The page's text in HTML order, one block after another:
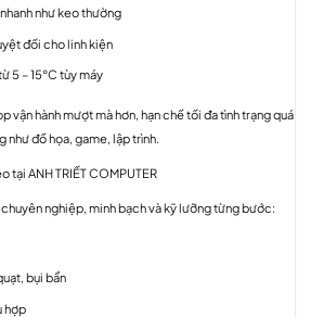
như keo thường
đối cho linh kiện
5 – 15°C tùy máy
vận hành mượt mà hơn, hạn chế tối đa tình trạng quá
như đồ họa, game, lập trình.
tại ANH TRIẾT COMPUTER
nghiệp, minh bạch và kỹ lưỡng từng bước:
bụi bẩn
hợp